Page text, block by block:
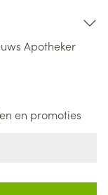
Apotheker
en promoties